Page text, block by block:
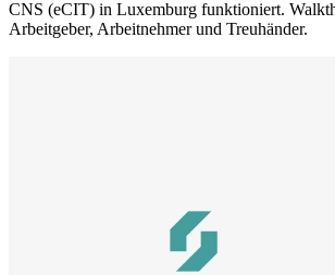
CNS (eCIT) in Luxemburg funktioniert.
Arbeitgeber, Arbeitnehmer und Treuhänder.